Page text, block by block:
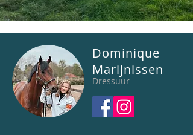
Dominique
Marijnissen
Dressuur